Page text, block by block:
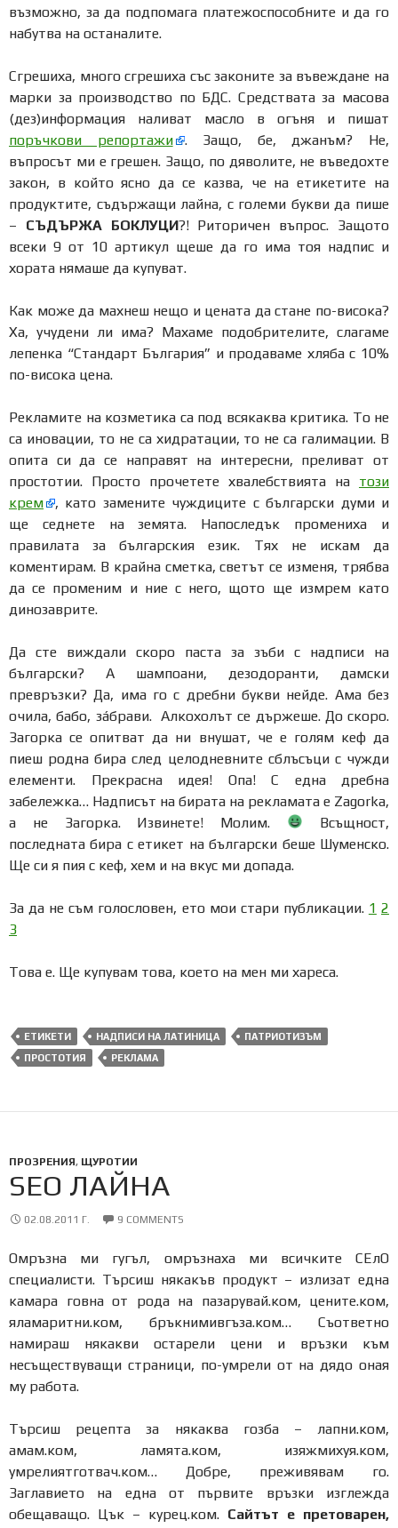
възможно, за да подпомага платежоспособните и да го
набутва на останалите.
Сгрешиха, много сгрешиха със законите за въвеждане на
марки за производство по БДС. Средствата за масова
(дез)информация наливат масло в огъня и пишат
поръчкови репортажи
. Защо, бе, джанъм? Не,
въпросът ми е грешен. Защо, по дяволите, не въведохте
закон, в който ясно да се казва, че на етикетите на
продуктите, съдържащи лайна, с големи букви да пише
– СЪДЪРЖА БОКЛУЦИ?! Риторичен въпрос. Защото
всеки 9 от 10 артикул щеше да го има тоя надпис и
хората нямаше да купуват.
Как може да махнеш нещо и цената да стане по-висока?
Ха, учудени ли има? Махаме подобрителите, слагаме
лепенка “Стандарт България” и продаваме хляба с 10%
по-висока цена.
Рекламите на козметика са под всякаква критика. То не
са иновации, то не са хидратации, то не са галимации. В
опита си да се направят на интересни, преливат от
простотии. Просто прочетете хвалебствията на този
крем
, като замените чуждиците с български думи и
ще седнете на земята. Напоследък промениха и
правилата за българския език. Тях не искам да
коментирам. В крайна сметка, светът се изменя, трябва
да се променим и ние с него, щото ще измрем като
динозаврите.
Да сте виждали скоро паста за зъби с надписи на
български? А шампоани, дезодоранти, дамски
превръзки? Да, има го с дребни букви нейде. Ама без
очила, бабо, зáбрави. Алкохолът се държеше. До скоро.
Загорка се опитват да ни внушат, че е голям кеф да
пиеш родна бира след целодневните сблъсъци с чужди
елементи. Прекрасна идея! Опа! С една дребна
забележка… Надписът на бирата на рекламата е Zagorka,
а не Загорка. Извинете! Молим.
Всъщност,
последната бира с етикет на български беше Шуменско.
Ще си я пия с кеф, хем и на вкус ми допада.
За да не съм голословен, ето мои стари публикации. 1 2
3
Това е. Ще купувам това, което на мен ми хареса.
ЕТИКЕТИ НАДПИСИ НА ЛАТИНИЦА
ПАТРИОТИЗЪМ
ПРОСТОТИЯ
РЕКЛАМА
ПРОЗРЕНИЯ, ЩУРОТИИ
SEO ЛАЙНА
02.08.2011 Г. 9 COMMENTS
Омръзна ми гугъл, омръзнаха ми всичките СЕлО
специалисти. Търсиш някакъв продукт – излизат една
камара говна от рода на пазарувай.ком, цените.ком,
яламаритни.ком, бръкнимивгъза.ком… Съответно
намираш някакви остарели цени и връзки към
несъществуващи страници, по-умрели от на дядо оная
му работа.
Търсиш рецепта за някаква гозба – лапни.ком,
амам.ком, ламята.ком, изяжмихуя.ком,
умрелиятготвач.ком… Добре, преживявам го.
Заглавието на една от първите връзки изглежда
обещаващо. Цък – курец.ком. Сайтът е претоварен,